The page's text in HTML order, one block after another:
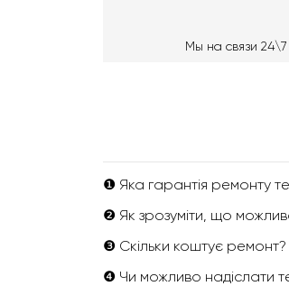
Мы на связи 24\7
❶ Яка гарантія ремонту
❷ Як зрозуміти, що
❸ Скільки коштує ремонт?
❹ Чи можливо надіслати